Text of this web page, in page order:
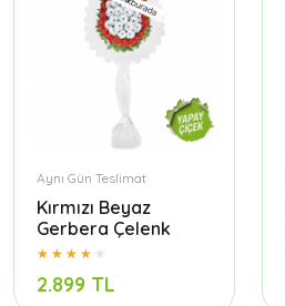
Aynı Gün Teslimat
Kırmızı Beyaz
Gerbera Çelenk
2.899 TL